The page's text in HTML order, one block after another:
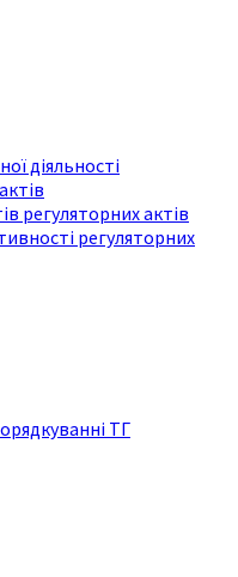
діяльності
регуляторних актів
регуляторних
ТГ